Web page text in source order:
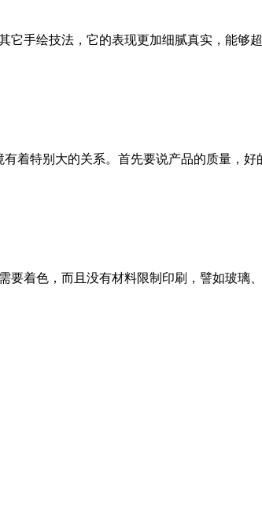
手绘技法，它的表现更加细腻真实，能够
着特别大的关系。首先要说产品的质量，
着色，而且没有材料限制印刷，譬如玻璃